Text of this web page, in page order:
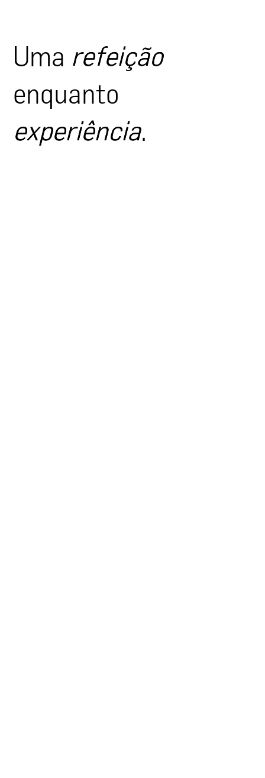
Uma refeição
enquanto
experiência.
Uma refeição
enquanto
experiência.
Uma refeição
enquanto
experiência.